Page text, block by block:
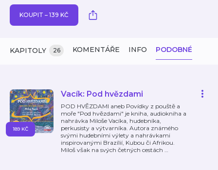
KOUPIT – 139 KČ
KAPITOLY 26 KOMENTÁŘE INFO PODOBNÉ
Vacík: Pod hvězdami
POD HVĚZDAMI aneb Povídky z pouště a
moře "Pod hvězdami" je kniha, audiokniha a
nahrávka Miloše Vacíka, hudebníka,
perkusisty a výtvarníka. Autora známého
svými hudebními výlety a nahrávkami
inspirovanými Brazílií, Kubou či Afrikou.
Miloš však na svých četných cestách …
189 KČ